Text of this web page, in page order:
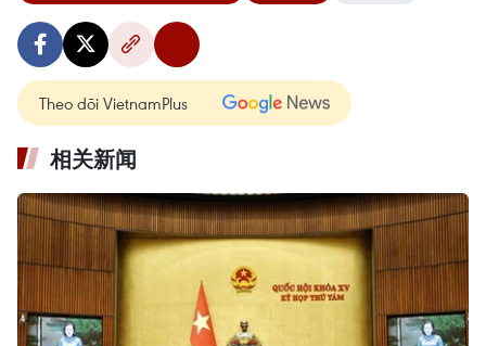
Theo dõi VietnamPlus
相关新闻